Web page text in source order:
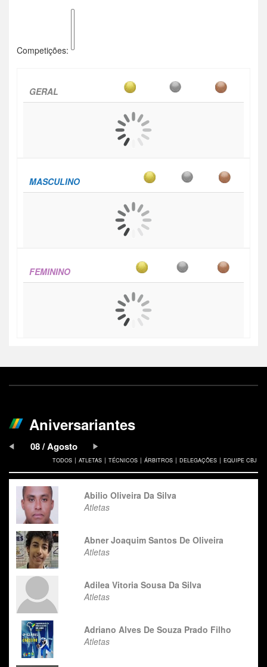
Competições:
GERAL
MASCULINO
FEMININO
Aniversariantes
08 / Agosto
TODOS | ATLETAS | TÉCNICOS | ÁRBITROS | DELEGAÇÕES | EQUIPE CBJ
Abilio Oliveira Da Silva
Atletas
Abner Joaquim Santos De Oliveira
Atletas
Adilea Vitoria Sousa Da Silva
Atletas
Adriano Alves De Souza Prado Filho
Atletas